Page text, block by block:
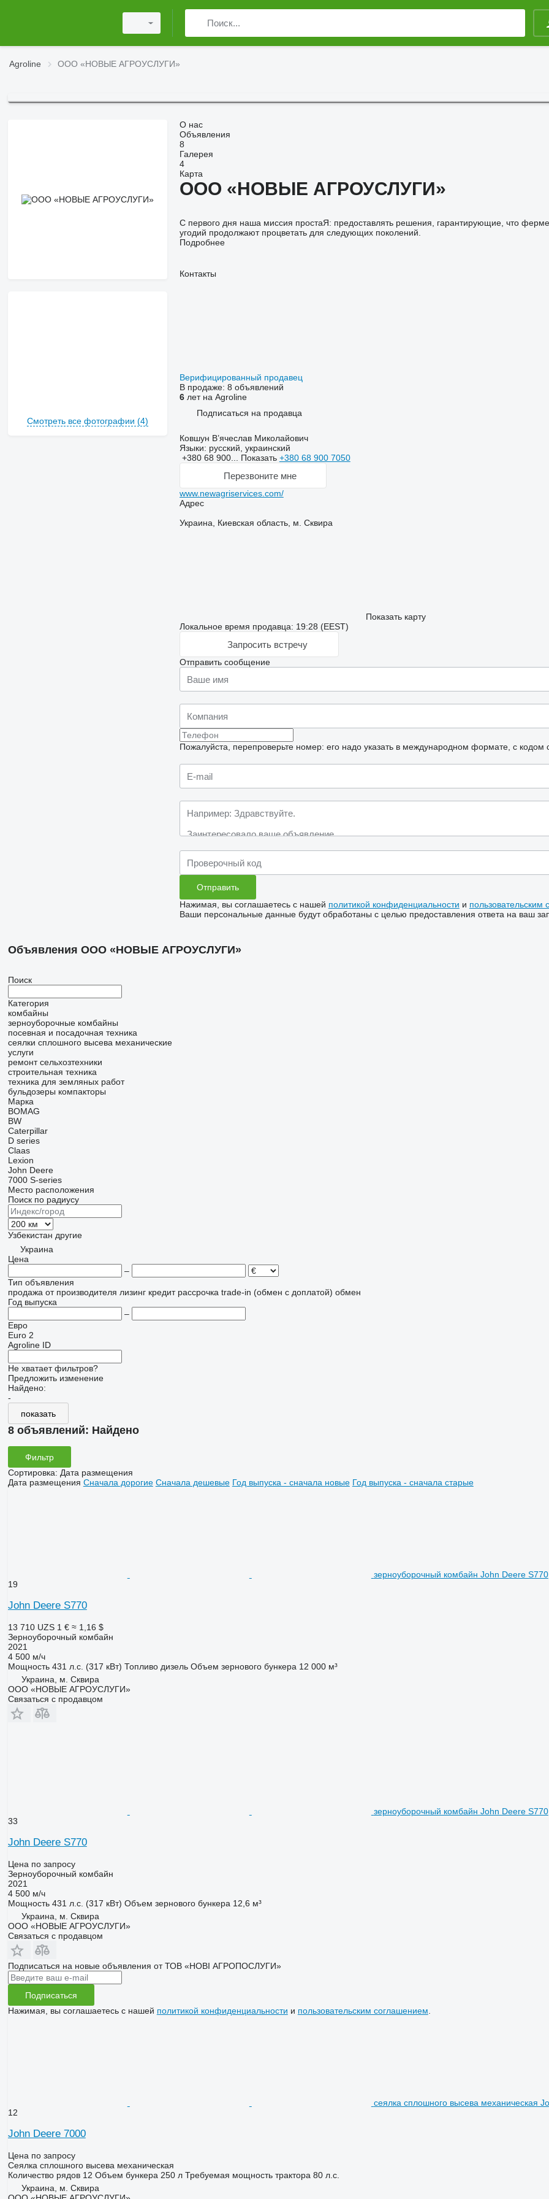
Agroline ООО «НОВЫЕ АГРОУСЛУГИ»
Смотреть все фотографии (4)
О нас
Объявления
8
Галерея
4
Карта
ООО «НОВЫЕ АГРОУСЛУГИ»
С первого дня наша миссия простаЯ: предоставлять решения, гарантирующие, что
угодий продолжают процветать для следующих поколений.
Подробнее
Контакты
Верифицированный продавец
В продаже: 8 объявлений
6лет на Agroline
Подписаться на продавца
Ковшун В’ячеслав Миколайович
Языки: русский, украинский
+380 68 900... Показать +380 68 900 7050
Перезвоните мне
www.newagriservices.com/
Адрес
Украина, Киевская область, м. Сквира
Показать карту
Локальное время продавца: 19:28 (EEST)
Запросить встречу
Отправить сообщение
Пожалуйста, перепроверьте номер: его надо указать в международном формате, с кодом
Нажимая, вы соглашаетесь с нашей политикой конфиденциальности и пользовательским
Ваши персональные данные будут обработаны с целью предоставления ответа на ваш
Объявления ООО «НОВЫЕ АГРОУСЛУГИ»
Поиск
Категория
комбайны
зерноуборочные комбайны
посевная и посадочная техника
сеялки сплошного высева механические
услуги
ремонт сельхозтехники
строительная техника
техника для земляных работ
бульдозеры компакторы
Марка
BOMAG
BW
Caterpillar
D series
Claas
Lexion
John Deere
7000 S-series
Место расположения
Поиск по радиусу
Узбекистан другие
Украина
Цена
–
Тип объявления
продажа от производителя лизинг кредит рассрочка trade-in (обмен с доплатой) обмен
Год выпуска
–
Евро
Euro 2
Agroline ID
Не хватает фильтров?
Предложить изменение
Найдено:
-
показать
8 объявлений: Найдено
Фильтр
Сортировка: Дата размещения
Дата размещения Сначала дорогие Сначала дешевые Год выпуска - сначала новые Год выпуска - сначала старые
зерноуборочный комбайн John Deere S770
19
John Deere S770
13 710 UZS 1 € ≈ 1,16 $
Зерноуборочный комбайн
2021
4 500 м/ч
Мощность 431 л.с. (317 кВт) Топливо дизель Объем зернового бункера 12 000 м³
Украина, м. Сквира
ООО «НОВЫЕ АГРОУСЛУГИ»
Связаться с продавцом
зерноуборочный комбайн John Deere S770
33
John Deere S770
Цена по запросу
Зерноуборочный комбайн
2021
4 500 м/ч
Мощность 431 л.с. (317 кВт) Объем зернового бункера 12,6 м³
Украина, м. Сквира
ООО «НОВЫЕ АГРОУСЛУГИ»
Связаться с продавцом
Подписаться на новые объявления от ТОВ «НОВІ АГРОПОСЛУГИ»
Подписаться
Нажимая, вы соглашаетесь с нашей политикой конфиденциальности и пользовательским соглашением
сеялка сплошного высева механическая
12
John Deere 7000
Цена по запросу
Сеялка сплошного высева механическая
Количество рядов 12 Объем бункера 250 л Требуемая мощность трактора 80 л.с.
Украина, м. Сквира